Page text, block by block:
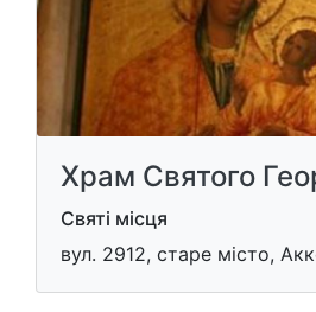
Храм Святого
Святі місця
вул. 2912, старе місто,